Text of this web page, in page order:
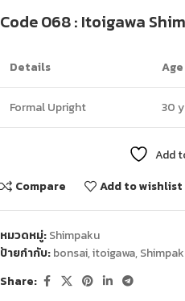
Code 068 : Itoigawa
Details
Formal Upright 30
Add
Compare
Add to wishlist
หมวดหมู่:Shimpaku
ป้ายกำกับ:bonsai,itoigawa,
Share: